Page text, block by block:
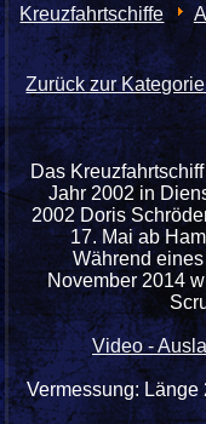
Kreuzfahrtschiffe
Zurück zur
Das
Jahr 2002 in
2002 Doris
17. Mai ab
Während
November 2014
Video -
Vermessung: Länge